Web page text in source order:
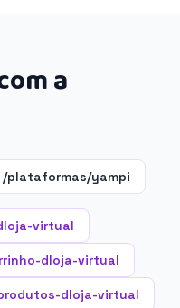
a
/plataformas/yampi
virtual
dloja-virtual
dloja-virtual